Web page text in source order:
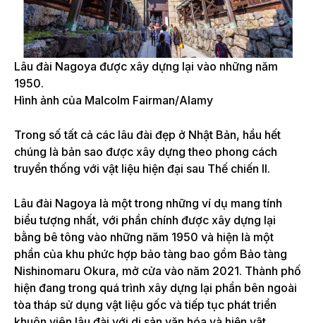
Lâu đài Nagoya được xây dựng lại vào những năm
1950.
Hình ảnh của Malcolm Fairman/Alamy
Trong số tất cả các lâu đài đẹp ở Nhật Bản, hầu hết
chúng là bản sao được xây dựng theo phong cách
truyền thống với vật liệu hiện đại sau Thế chiến II.
Lâu đài Nagoya là một trong những ví dụ mang tính
biểu tượng nhất, với phần chính được xây dựng lại
bằng bê tông vào những năm 1950 và hiện là một
phần của khu phức hợp bảo tàng bao gồm Bảo tàng
Nishinomaru Okura, mở cửa vào năm 2021. Thành phố
hiện đang trong quá trình xây dựng lại phần bên ngoài
tòa tháp sử dụng vật liệu gốc và tiếp tục phát triển